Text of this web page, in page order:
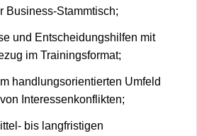
Business-Stammtisch;
und Entscheidungshilfen mit
im Trainingsformat;
handlungsorientierten Umfeld
Interessenkonflikten;
bis langfristigen